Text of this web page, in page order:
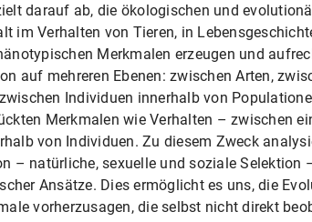
darauf ab, die ökologischen und
im Verhalten von Tieren, in
Merkmalen erzeugen und
auf mehreren Ebenen: zwischen Arten,
Individuen innerhalb von
Merkmalen wie Verhalten – zwischen
von Individuen. Zu diesem Zweck
– natürliche, sexuelle und soziale Selektion
Ansätze. Dies ermöglicht es uns, die
vorherzusagen, die selbst nicht direkt